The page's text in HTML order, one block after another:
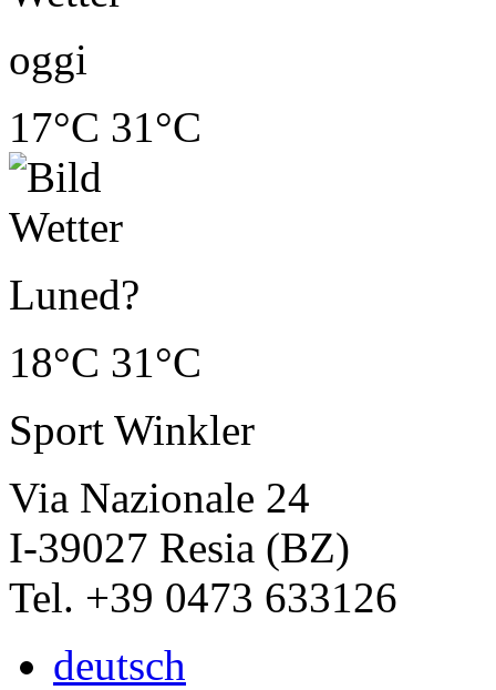
oggi
17°C 31°C
Luned?
18°C 31°C
Sport Winkler
Via Nazionale 24
I-39027 Resia (BZ)
Tel. +39 0473 633126
deutsch